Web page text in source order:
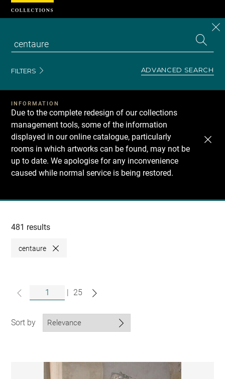
FILTERS ADVANCED SEARCH
INFORMATION
Due to the complete redesign of our collections
management tools, some of the information
displayed in our online catalogue, particularly
rooms in which artworks can be found, may not be
up to date. We apologise for any inconvenience
caused while normal service is being restored.
Recherche
collections
481 results
centaure Close
25
Sort by
Cookies management panel